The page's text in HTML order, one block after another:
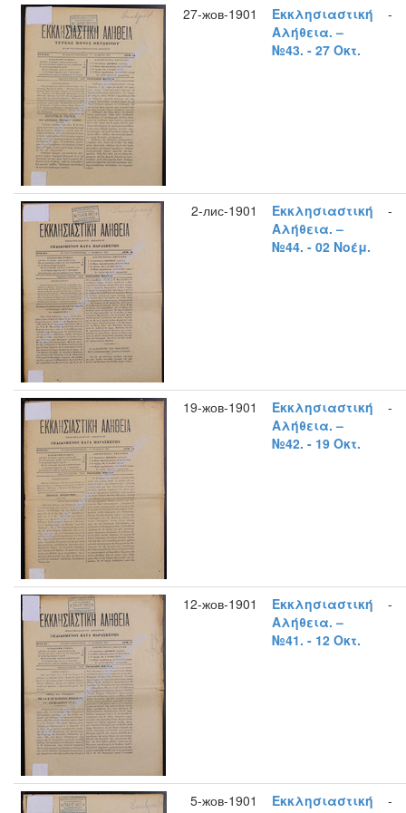
27-жов-1901
Εκκλησιαστική
Αλήθεια. –
№43. - 27 Οκτ.
-
2-лис-1901
Εκκλησιαστική
Αλήθεια. –
№44. - 02 Νοέμ.
-
19-жов-1901
Εκκλησιαστική
Αλήθεια. –
№42. - 19 Οκτ.
-
12-жов-1901
Εκκλησιαστική
Αλήθεια. –
№41. - 12 Οκτ.
-
5-жов-1901
Εκκλησιαστική
-